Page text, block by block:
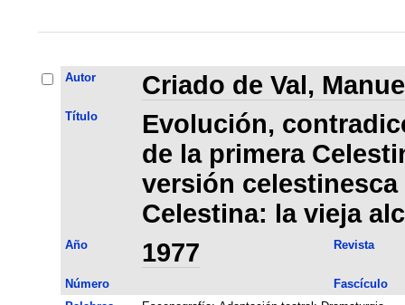
Autor Criado de Val,
Título
Evolución,
de la primera
versión
Celestina: la vieja
Año 1977 Revista
Número
Fascículo